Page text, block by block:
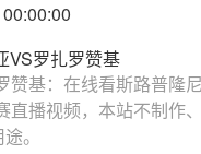
VS罗扎罗赞基
赞基：在线看斯路普隆
直播视频，本站不制作
。